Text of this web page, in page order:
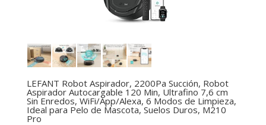
LEFANT Robot Aspirador, 2200Pa Succión, Robot
Aspirador Autocargable 120 Min, Ultrafino 7,6 cm
Sin Enredos, WiFi/App/Alexa, 6 Modos de Limpieza,
Ideal para Pelo de Mascota, Suelos Duros, M210
Pro